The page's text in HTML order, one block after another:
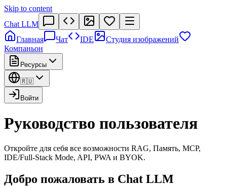
Skip to content
Chat LLM
Главная
Чат IDE
Студия изображений
Компаньон
Ресурсы
🇷🇺
Войти
Руководство пользователя
Откройте для себя все возможности RAG, Память, MCP,
IDE/Full-Stack Mode, API, PWA и BYOK.
Добро пожаловать в Chat LLM